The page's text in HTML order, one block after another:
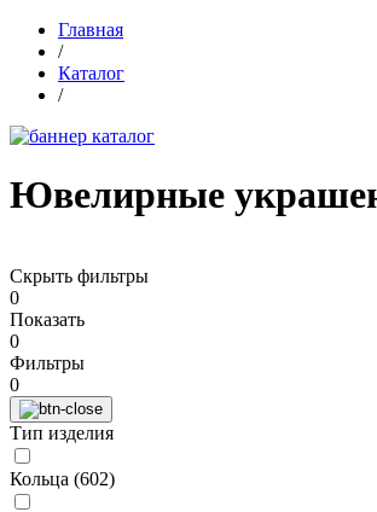
Главная
/
Каталог
/
Ювелирные
Скрыть фильтры
0
Показать
0
Фильтры
0
Тип изделия
Кольца (602)